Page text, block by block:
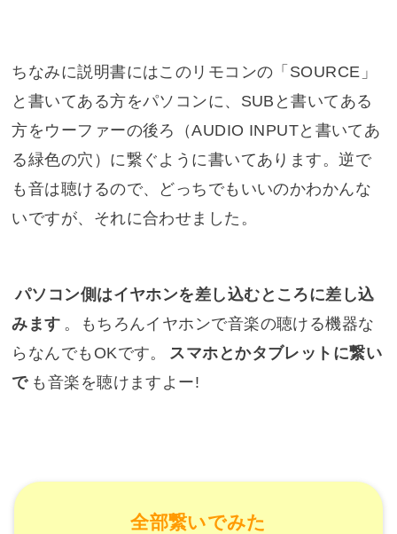
ちなみに説明書にはこのリモコンの「SOURCE」
と書いてある方をパソコンに、SUBと書いてある
方をウーファーの後ろ（AUDIO INPUTと書いてあ
る緑色の穴）に繋ぐように書いてあります。逆で
も音は聴けるので、どっちでもいいのかわかんな
いですが、それに合わせました。
パソコン側はイヤホンを差し込むところに差し込
みます 。もちろんイヤホンで音楽の聴ける機器な
らなんでもOKです。
スマホとかタブレットに繋い
で も音楽を聴けますよー!
全部繋いでみた